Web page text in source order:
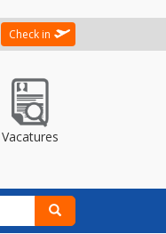
Check in
Vacatures